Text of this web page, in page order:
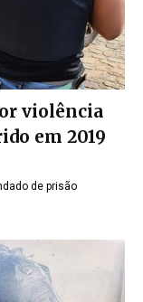
violência
em 2019
de prisão